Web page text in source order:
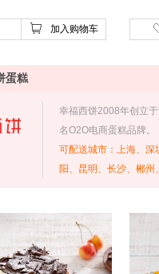
加入购物车
蛋糕
幸福西饼2008年创立
名O2O电商蛋糕品牌。
可配送城市：上海、深
阳、昆明、长沙、郴州